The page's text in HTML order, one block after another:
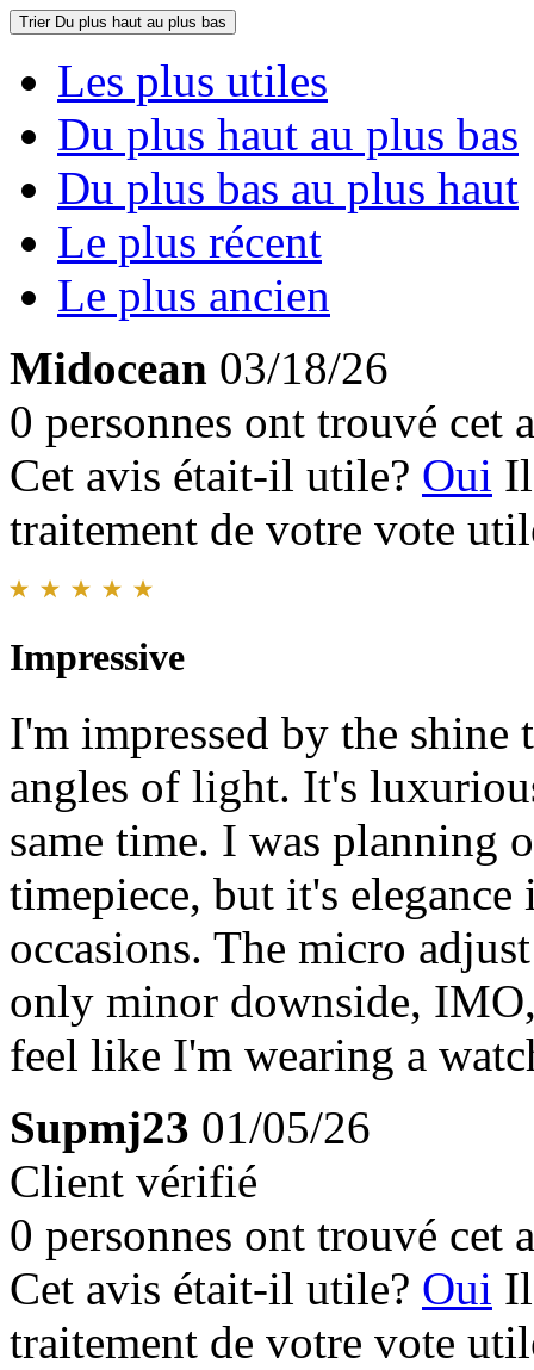
Trier Du plus haut au plus bas
Les plus utiles
Du plus haut au plus bas
Du plus bas au plus haut
Le plus récent
Le plus ancien
Midocean 03/18/26
0 personnes ont trouvé cet
Cet avis était-il utile? Oui
traitement de votre vote
Impressive
I'm impressed by the
angles of light. It's
same time. I was planning
timepiece, but it's
occasions. The micro
only minor downside,
feel like I'm wearing a
Supmj23 01/05/26
Client vérifié
0 personnes ont trouvé cet
Cet avis était-il utile? Oui
traitement de votre vote